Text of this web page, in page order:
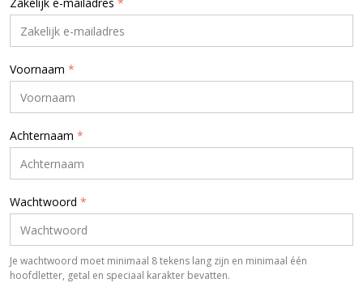
Voornaam *
Achternaam *
Wachtwoord *
Je wachtwoord moet minimaal 8 tekens lang zijn en minimaal één
hoofdletter, getal en speciaal karakter bevatten.